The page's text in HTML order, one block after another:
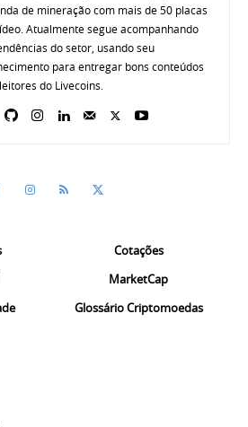
de mineração com mais de 50 placas
Atualmente segue acompanhando
do setor, usando seu
para entregar bons conteúdos
do Livecoins.
Cotações
MarketCap
Glossário Criptomoedas